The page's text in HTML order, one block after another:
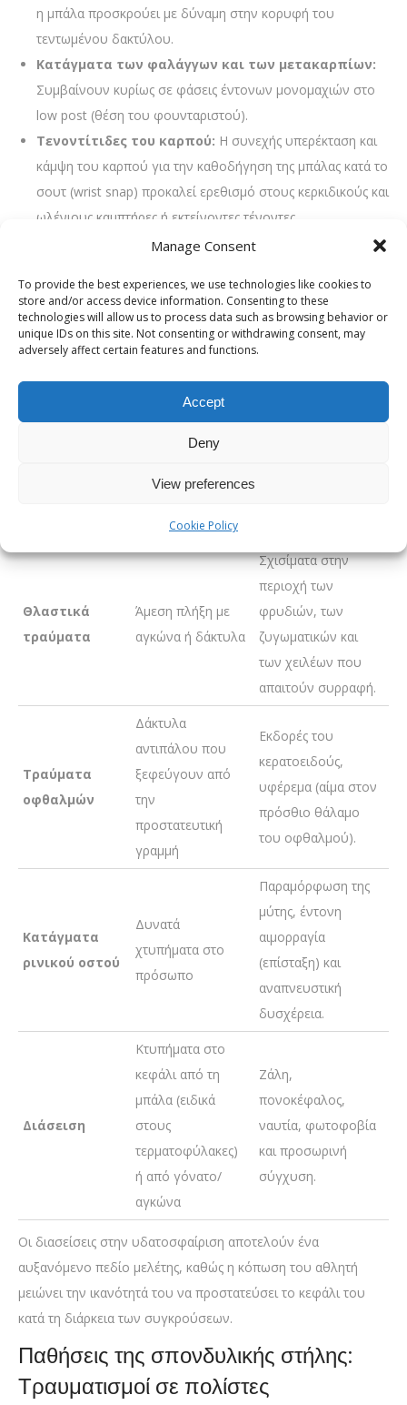
Manage Consent
To provide the best experiences, we use technologies like cookies to
store and/or access device information. Consenting to these
technologies will allow us to process data such as browsing behavior or
unique IDs on this site. Not consenting or withdrawing consent, may
adversely affect certain features and functions.
Accept
Deny
View preferences
Cookie Policy
η μπάλα προσκρούει με δύναμη στην κορυφή του
τεντωμένου δακτύλου.
Κατάγματα των φαλάγγων και των μετακαρπίων:
Συμβαίνουν κυρίως σε φάσεις έντονων μονομαχιών στο
low post (θέση του φουνταριστού).
Τενοντίτιδες του καρπού: Η συνεχής υπερέκταση και
κάμψη του καρπού για την καθοδήγηση της μπάλας κατά το
σουτ (wrist snap) προκαλεί ερεθισμό στους κερκιδικούς και
ωλένιους καμπτήρες ή εκτείνοντες τένοντες.
Τραύματα σε πολίστες: πρόσωπο,
διάσειση και οξεία βία
Παρά το γεγονός ότι η υδατοσφαίριση διέπεται από
αυστηρούς κανόνες, η δράση κάτω από το νερό είναι συχνά
(εσκεμμένες ή ακούσιες) αποτελούν μέρος του παιχνιδιού.
Πρόκλησης
Θλαστικά
τραύματα
Άμεση πλήξη με
αγκώνα ή δάκτυλα
Σχισίματα στην
περιοχή των
φρυδιών, των
ζυγωματικών και
των χειλέων που
απαιτούν συρραφή.
Τραύματα
οφθαλμών
Δάκτυλα
αντιπάλου που
ξεφεύγουν από
την
προστατευτική
γραμμή
Εκδορές του
κερατοειδούς,
υφέρεμα (αίμα στον
πρόσθιο θάλαμο
του οφθαλμού).
Κατάγματα
ρινικού οστού
Δυνατά
χτυπήματα στο
πρόσωπο
Παραμόρφωση της
μύτης, έντονη
αιμορραγία
(επίσταξη) και
αναπνευστική
δυσχέρεια.
Διάσειση
Κτυπήματα στο
κεφάλι από τη
μπάλα (ειδικά
στους
τερματοφύλακες)
ή από γόνατο/
αγκώνα
Ζάλη,
πονοκέφαλος,
ναυτία, φωτοφοβία
και προσωρινή
σύγχυση.
Οι διασείσεις στην υδατοσφαίριση αποτελούν ένα
αυξανόμενο πεδίο μελέτης, καθώς η κόπωση του αθλητή
μειώνει την ικανότητά του να προστατεύσει το κεφάλι του
κατά τη διάρκεια των συγκρούσεων.
Παθήσεις της σπονδυλικής στήλης:
Τραυματισμοί σε πολίστες